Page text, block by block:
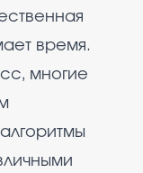
время.
многие